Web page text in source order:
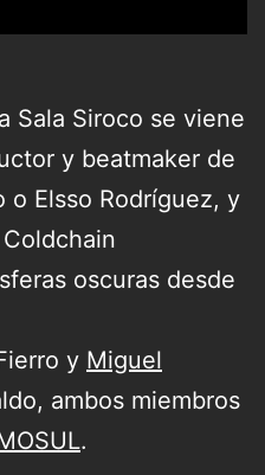
Sala Siroco se viene
y beatmaker de
o Elsso Rodríguez, y
oscuras desde
y Miguel
ambos miembros
.